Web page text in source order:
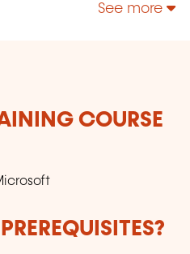
of topics: Java,
renewed, they
of our
of technologies.
See more
COURSE